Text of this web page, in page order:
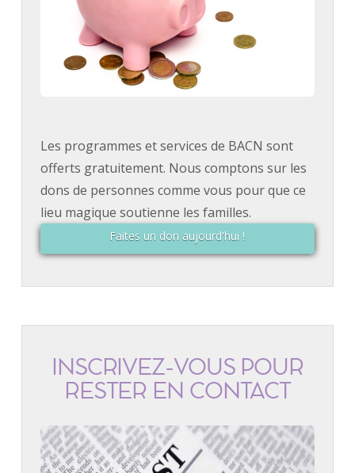
Les programmes et services de BACN sont
offerts gratuitement. Nous comptons sur les
dons de personnes comme vous pour que ce
lieu magique soutienne les familles.
Faites un don aujourd'hui !
INSCRIVEZ-VOUS POUR
RESTER EN CONTACT